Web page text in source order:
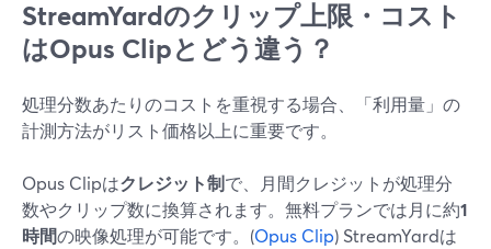
StreamYardのクリップ上限・コスト
はOpus Clipとどう違う？
処理分数あたりのコストを重視する場合、「利用量」の
計測方法がリスト価格以上に重要です。
Opus Clipはクレジット制で、月間クレジットが処理分
数やクリップ数に換算されます。無料プランでは月に約1
時間の映像処理が可能です。(Opus Clip) StreamYardは